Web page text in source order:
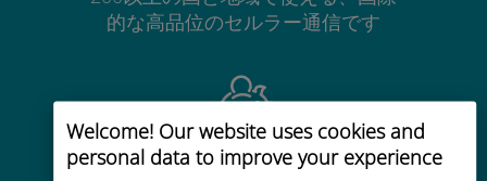
Welcome! Our website uses cookies and
personal data to improve your experience
的な高品位のセルラー通信です
コストパフォーマンス